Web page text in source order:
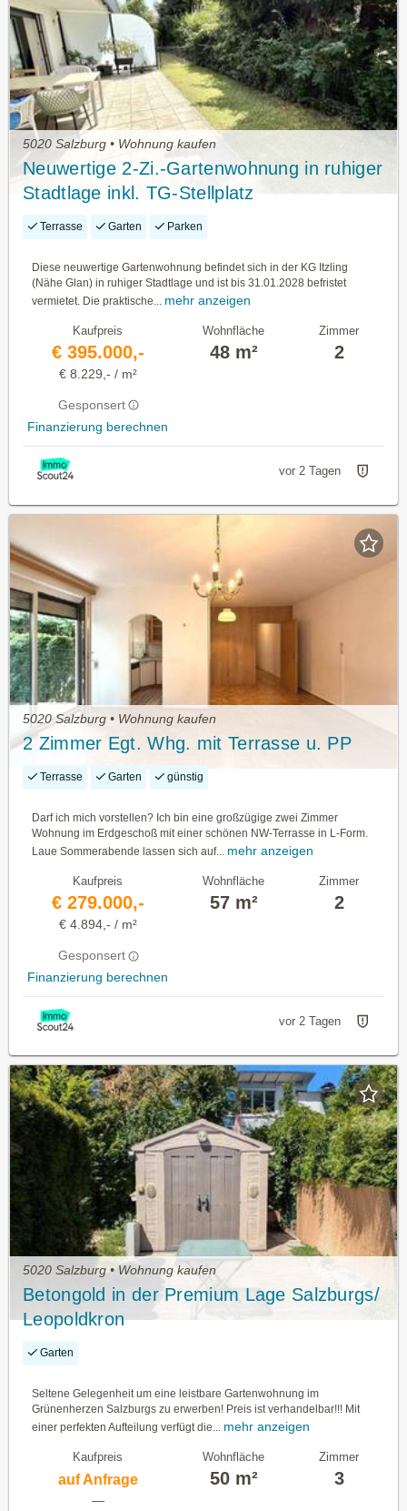
5020 Salzburg • Wohnung kaufen
Neuwertige 2-Zi.-Gartenwohnung in ruhiger
Stadtlage inkl. TG-Stellplatz
Terrasse Garten Parken
Diese neuwertige Gartenwohnung befindet sich in der KG Itzling
(Nähe Glan) in ruhiger Stadtlage und ist bis 31.01.2028 befristet
vermietet. Die praktische... mehr anzeigen
Kaufpreis
€ 395.000,-
€ 8.229,- / m²
Gesponsert
Finanzierung berechnen
Wohnfläche
48 m²
Zimmer
2
vor 2 Tagen
5020 Salzburg • Wohnung kaufen
2 Zimmer Egt. Whg. mit Terrasse u. PP
Terrasse Garten günstig
Darf ich mich vorstellen? Ich bin eine großzügige zwei Zimmer
Wohnung im Erdgeschoß mit einer schönen NW-Terrasse in L-Form.
Laue Sommerabende lassen sich auf... mehr anzeigen
Kaufpreis
€ 279.000,-
€ 4.894,- / m²
Gesponsert
Finanzierung berechnen
Wohnfläche
57 m²
Zimmer
2
vor 2 Tagen
5020 Salzburg • Wohnung kaufen
Betongold in der Premium Lage Salzburgs/
Leopoldkron
Garten
Seltene Gelegenheit um eine leistbare Gartenwohnung im
Grünenherzen Salzburgs zu erwerben! Preis ist verhandelbar!!! Mit
einer perfekten Aufteilung verfügt die... mehr anzeigen
Kaufpreis
auf Anfrage
—
Wohnfläche
50 m²
Zimmer
3